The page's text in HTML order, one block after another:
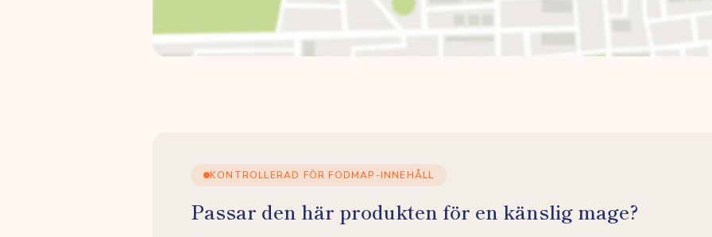
KONTROLLERAD FÖR FODMAP-INNEHÅLL
Passar den här produkten för en känslig mage?